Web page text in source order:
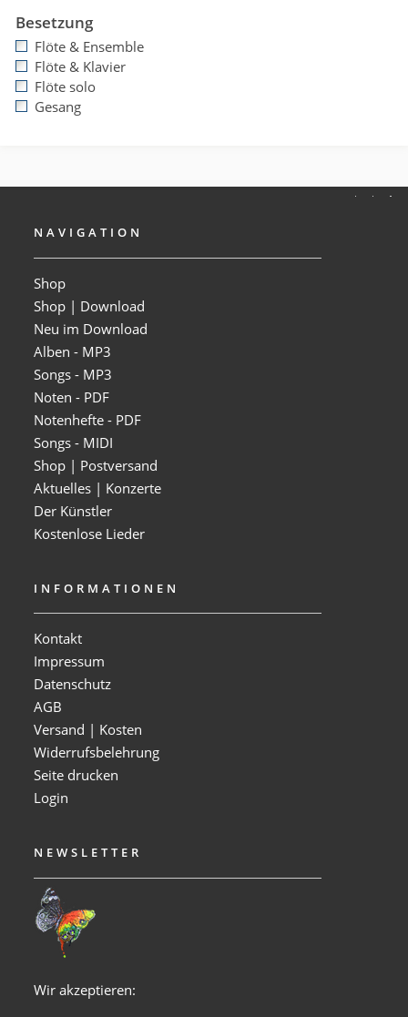
Besetzung
Flöte & Ensemble
Flöte & Klavier
Flöte solo
Gesang
NAVIGATION
Shop
Shop | Download
Neu im Download
Alben - MP3
Songs - MP3
Noten - PDF
Notenhefte - PDF
Songs - MIDI
Shop | Postversand
Aktuelles | Konzerte
Der Künstler
Kostenlose Lieder
INFORMATIONEN
Kontakt
Impressum
Datenschutz
AGB
Versand | Kosten
Widerrufsbelehrung
Seite drucken
Login
NEWSLETTER
Wir akzeptieren: